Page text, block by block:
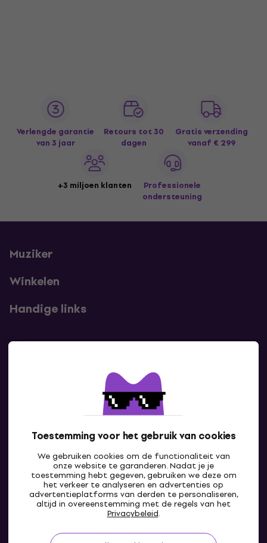
Toestemming voor het gebruik van cookies
We gebruiken cookies om de functionaliteit van
onze website te garanderen. Nadat je je
toestemming hebt gegeven, gebruiken we deze om
het verkeer te analyseren en advertenties op
advertentieplatforms van derden te personaliseren,
altijd in overeenstemming met de regels van het
Privacybeleid.
Verlengde garantie
van 3 jaar
Retours tot 30
dagen
Gratis verzending
vanaf € 299
+3 miljoen klanten
Professionele
ondersteuning
Muziker
Winkelen
Handige links
Neem contact met ons op
BE